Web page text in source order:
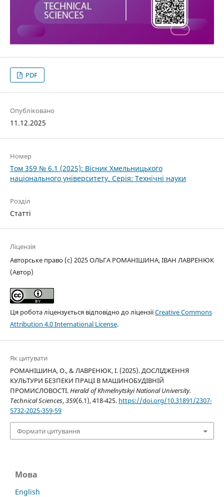
PDF
Опубліковано
11.12.2025
Номер
Том 359 № 6.1 (2025): Вісник Хмельницького
національного університету. Серія: Технічні науки
Розділ
Статті
Ліцензія
Авторське право (c) 2025 ОЛЬГА РОМАНІШИНА, ІВАН ЛАВРЕНЮК
(Автор)
Ця робота ліцензується відповідно до ліцензіїCreative Commons
Attribution 4.0 International License.
Як цитувати
РОМАНІШИНА, О., & ЛАВРЕНЮК, І. (2025). ДОСЛІДЖЕННЯ
КУЛЬТУРИ БЕЗПЕКИ ПРАЦІ В МАШИНОБУДІВНІЙ
ПРОМИСЛОВОСТІ.Herald of Khmelnytskyi National University.
Technical Sciences,359(6.1), 418-425. https://doi.org/10.31891/2307-
5732-2025-359-59
Формати цитування
Мова
English